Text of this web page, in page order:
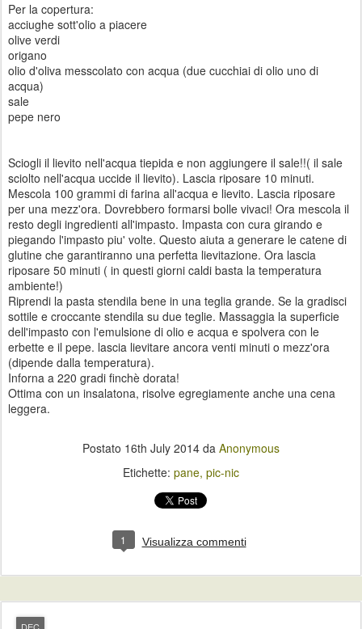
Per la copertura:
acciughe sott'olio a piacere
olive verdi
origano
olio d'oliva messcolato con acqua (due cucchiai di olio uno di
acqua)
sale
pepe nero
Sciogli il lievito nell'acqua tiepida e non aggiungere il sale!!( il sale
sciolto nell'acqua uccide il lievito). Lascia riposare 10 minuti.
Mescola 100 grammi di farina all'acqua e lievito. Lascia riposare
per una mezz'ora. Dovrebbero formarsi bolle vivaci! Ora mescola il
resto degli ingredienti all'impasto. Impasta con cura girando e
piegando l'impasto piu' volte. Questo aiuta a generare le catene di
glutine che garantiranno una perfetta lievitazione. Ora lascia
riposare 50 minuti ( in questi giorni caldi basta la temperatura
ambiente!)
Riprendi la pasta stendila bene in una teglia grande. Se la gradisci
sottile e croccante stendila su due teglie. Massaggia la superficie
dell'impasto con l'emulsione di olio e acqua e spolvera con le
erbette e il pepe. lascia lievitare ancora venti minuti o mezz'ora
(dipende dalla temperatura).
Inforna a 220 gradi finchè dorata!
Ottima con un insalatona, risolve egregiamente anche una cena
leggera.
Postato 16th July 2014 da Anonymous
Etichette: pane pic-nic
1 Visualizza commenti